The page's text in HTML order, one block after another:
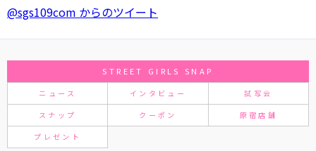
@sgs109com からのツイート
STREET GIRLS SNAP
ニュース インタビュー 試写会
スナップ クーポン 原宿店舗
プレゼント